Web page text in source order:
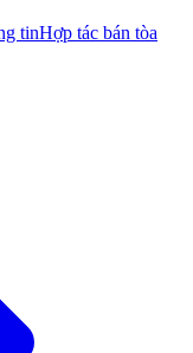
tinHợp tác bán tòa